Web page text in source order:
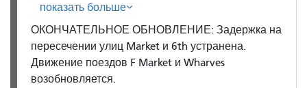
показать больше
ОКОНЧАТЕЛЬНОЕ ОБНОВЛЕНИЕ: Задержка на
пересечении улиц Market и 6th устранена.
Движение поездов F Market и Wharves
возобновляется.